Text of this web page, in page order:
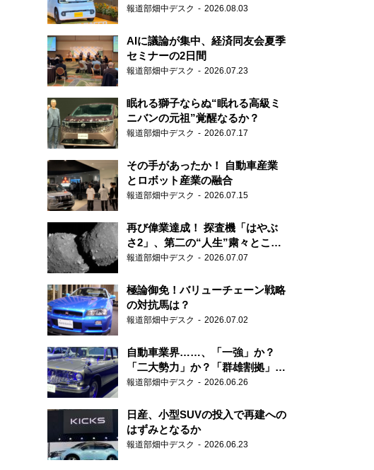
報道部畑中デスク 2026.08.03
AIに議論が集中、経済同友会夏季
セミナーの2日間
報道部畑中デスク 2026.07.23
眠れる獅子ならぬ“眠れる高級ミ
ニバンの元祖”覚醒なるか？
報道部畑中デスク 2026.07.17
その手があったか！ 自動車産業
とロボット産業の融合
報道部畑中デスク 2026.07.15
再び偉業達成！ 探査機「はやぶ
さ2」、第二の“人生”粛々とこな
す
報道部畑中デスク 2026.07.07
極論御免！バリューチェーン戦略
の対抗馬は？
報道部畑中デスク 2026.07.02
自動車業界……、「一強」か？
「二大勢力」か？「群雄割拠」
か？
報道部畑中デスク 2026.06.26
日産、小型SUVの投入で再建への
はずみとなるか
報道部畑中デスク 2026.06.23